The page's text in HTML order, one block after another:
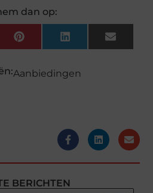
dan op:
PinterestLinkedInEmail
Aanbiedingen
BERICHTEN